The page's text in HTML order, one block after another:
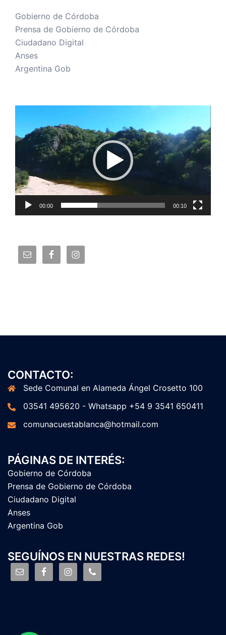
Gobierno de Córdoba
Prensa de Gobierno de Córdoba
Ciudadano Digital
Anses
Argentina Gob
vídeo
00:00 00:10
CONTACTO:
Sede Comunal en Alameda Ángel Crosetto 100
03541 495620 - Whatsapp +54 9 3541 650411
comunacuestablanca@hotmail.com
PÁGINAS DE INTERÉS:
Gobierno de Córdoba
Prensa de Gobierno de Córdoba
Ciudadano Digital
Anses
Argentina Gob
SEGUÍNOS EN NUESTRAS REDES!